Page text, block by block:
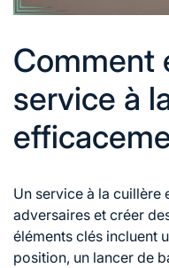
Comment
service à
Un service à la cuillère
adversaires et créer
éléments clés incluent
position, un lancer de